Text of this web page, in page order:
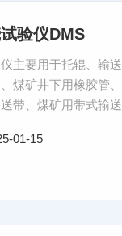
验仪DMS
主要用于托辊、输
煤矿井下用橡胶管
带、煤矿用带式输
01-15